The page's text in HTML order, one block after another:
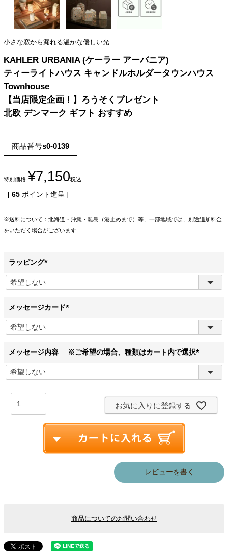
小さな窓から漏れる温かな優しい光
KAHLER URBANIA (ケーラー アーバニア)
ティーライトハウス キャンドルホルダータウンハウス
Townhouse
【当店限定企画！】ろうそくプレゼント
北欧 デンマーク ギフト おすすめ
商品番号s0-0139
特別価格 ¥7,150税込
[ 65 ポイント進呈 ]
※送料について：北海道・沖縄・離島（港止めまで）等、一部地域では、別途追加料金
をいただく場合がございます
ラッピング
(
必
)
メッセージカード
(
メッセージ内容 ※ご希望の場合、種類はカート内で選択
(
)
お気に入りに登録する
レビューを書く
商品についてのお問い合わせ